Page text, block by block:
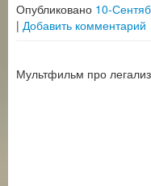
Опубликовано 10-
| Добавить комментарий
Мультфильм про